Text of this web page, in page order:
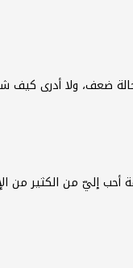
ضعف، ولا أدرى كيف
أحب إليّ من الكثير من